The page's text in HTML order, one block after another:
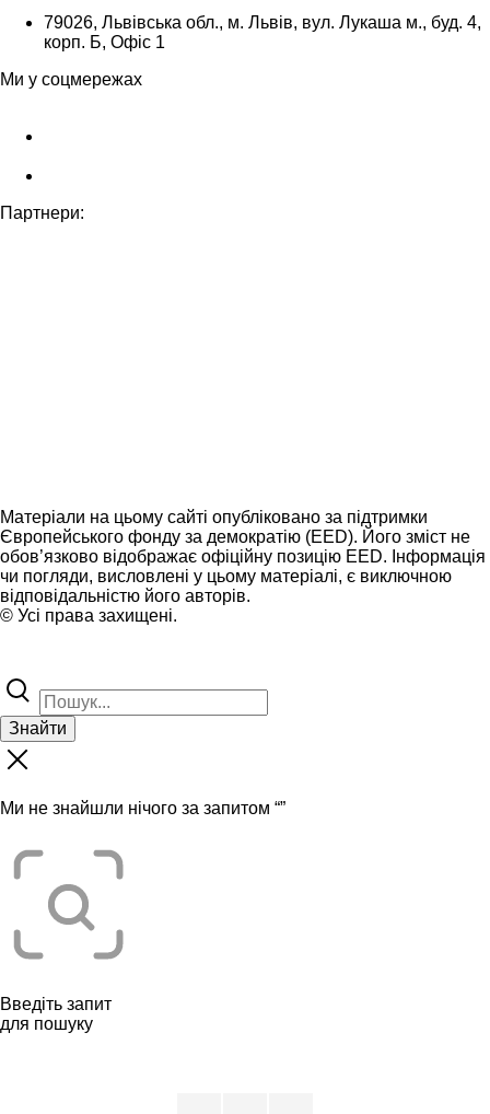
79026, Львівська обл., м. Львів, вул. Лукаша м., буд. 4,
корп. Б, Офіс 1
Ми у соцмережах
Партнери:
Матеріали на цьому сайті опубліковано за підтримки
Європейського фонду за демократію (EED). Його зміст не
обов’язково відображає офіційну позицію EED. Інформація
чи погляди, висловлені у цьому матеріалі, є виключною
відповідальністю його авторів.
© Усі права захищені.
Знайти
Ми не знайшли нічого за запитом “”
Введіть запит
для пошуку